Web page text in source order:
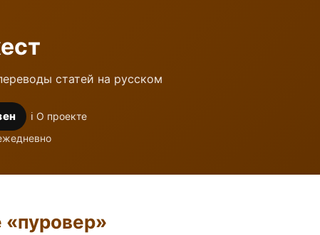
статей на русском
ℹ️ О проекте